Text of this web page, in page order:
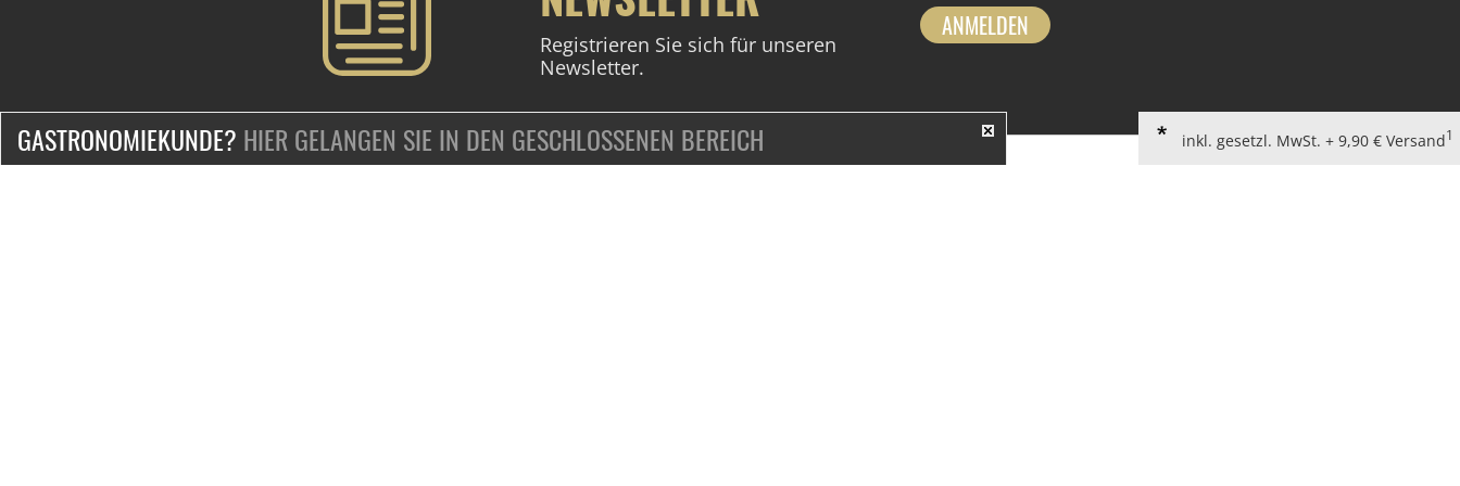
Registrieren Sie sich für unseren
Newsletter.
ANMELDEN
GASTRONOMIEKUNDE? HIER GELANGEN SIE IN DEN GESCHLOSSENEN BEREICH inkl. gesetzl. MwSt. + 9,90 € Versand1